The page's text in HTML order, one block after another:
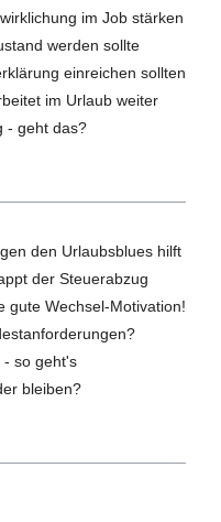
im Job stärken
werden sollte
einreichen sollten
im Urlaub weiter
- geht das?
den Urlaubsblues hilft
der Steuerabzug
gute Wechsel-Motivation!
- so geht's
bleiben?